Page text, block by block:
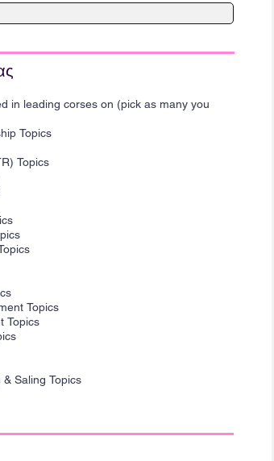
in leading corses on (pick as many you
Topics
Topics
Topics
Topics
Saling Topics